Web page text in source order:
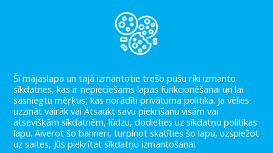
PAR MUMS
KONTAKTI
LIETOŠANAS NOTEIKUMI
PRIVĀTUMA POLITIKA
BLOGS
Šī mājaslapa un tajā izmantotie trešo pušu rīki izmanto
sīkdatnes, kas ir nepieciešams lapas funkcionēšanai un lai
sasniegtu mēŗķus, kas norādīti privātuma politika. Ja vēlies
uzzināt vairāk vai Atsaukt savu piekrišanu visām vai
atsevišķām sīkdatnēm, lūdzu, dodieties uz sīkdatņu politikas
lapu. Aiverot šo banneri, turpinot skatīties šo lapu, uzspiežot
uz saites, Jūs piekrītat sīkdatņu izmantošanai.